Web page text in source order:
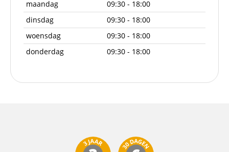
maandag
09:30 - 18:00
dinsdag
09:30 - 18:00
woensdag
09:30 - 18:00
donderdag
09:30 - 18:00